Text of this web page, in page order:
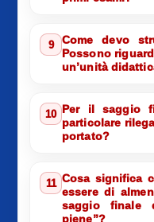
9
Come devo
Possono
un’unità
10 Per il saggio
particolare
portato?
11 Cosa significa
essere di
saggio finale
piene”?